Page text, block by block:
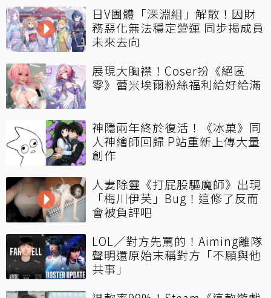
日V團體「深淵組」解散！因財
務惡化無法穩定營運 同步揭成員
未來去向
展現大胸襟！Coser扮《絕區
零》蕾米埃爾粉絲福利給好給滿
神隱兩年終於復活！《冰菓》同
人神繪師回歸 P站重新上傳大量
創作
人妻除靈《打屁股驅魔師》出現
「梅川伊芙」Bug！這修了反而
會被負評吧
LOL／對方先罵的！Aiming離隊
聲明還原始末稱對方「不願與他
共事」